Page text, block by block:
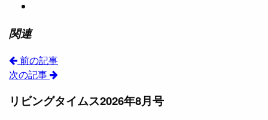
関連
前の記事
次の記事
リビングタイムス2026年8月号